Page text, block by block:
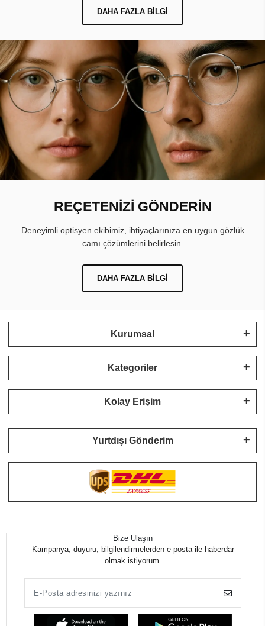
DAHA FAZLA BILGI
REÇETENİZİ GÖNDERİN
Deneyimli optisyen ekibimiz, ihtiyaçlarınıza en uygun gözlük
camı çözümlerini belirlesin.
DAHA FAZLA BILGI
Kurumsal
Kategoriler
Kolay Erişim
Yurtdışı Gönderim
Bize Ulaşın
Kampanya, duyuru, bilgilendirmelerden e-posta ile haberdar
olmak istiyorum.